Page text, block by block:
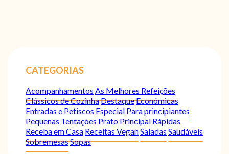
CATEGORIAS
Acompanhamentos As Melhores Refeições
Clássicos de CozinhaDestaqueEconómicas
Entradas e PetiscosEspecialPara principiantes
Pequenas TentaçõesPrato PrincipalRápidas
Receba em CasaReceitas VeganSaladasSaudáveis
SobremesasSopas